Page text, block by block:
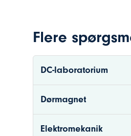
Flere
DC-laboratorium
Dørmagnet
Elektromekanik